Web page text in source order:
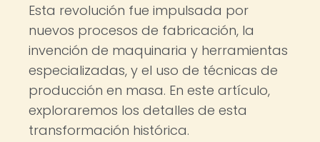
Esta revolución fue impulsada por
nuevos procesos de fabricación, la
invención de maquinaria y herramientas
especializadas, y el uso de técnicas de
producción en masa. En este artículo,
exploraremos los detalles de esta
transformación histórica.